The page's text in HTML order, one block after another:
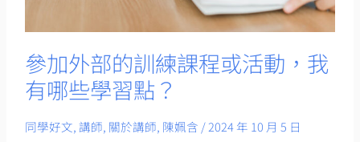
參加外部的訓練課程或活動，我
有哪些學習點？
同學好文,講師, 關於講師, 陳姵含 /2024 年 10 月 5 日
或
活
動，
我